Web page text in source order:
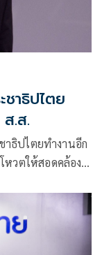
ชาธิปไตย
.ส.
าธิปไตยทำงานอีก
หวตให้สอดคล้อง